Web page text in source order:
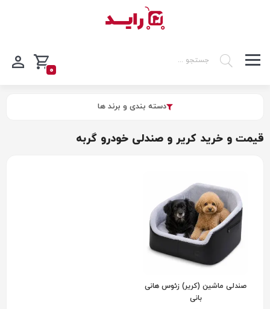
0
دسته بندی و برند ها
قیمت و خرید کریر و صندلی خودرو گربه
صندلی ماشین (کریر) زئوس هانی
بانی